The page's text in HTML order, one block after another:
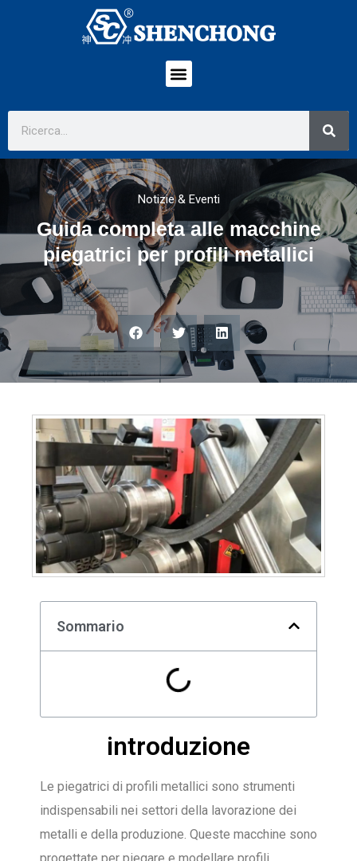
Notizie & Eventi
Guida completa alle macchine
piegatrici per profili metallici
Sommario
introduzione
Le piegatrici di profili metallici sono strumenti
indispensabili nei settori della lavorazione dei
metalli e della produzione. Queste macchine sono